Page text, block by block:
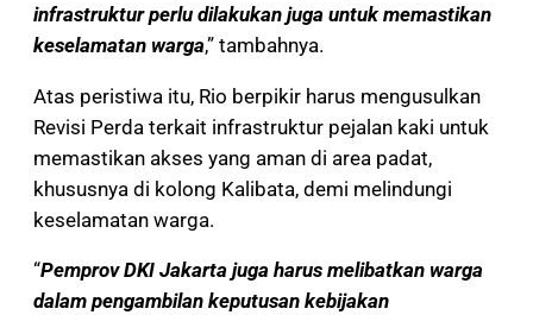
infrastruktur perlu dilakukan juga untuk memastikan
keselamatan warga,” tambahnya.
Atas peristiwa itu, Rio berpikir harus mengusulkan
Revisi Perda terkait infrastruktur pejalan kaki untuk
memastikan akses yang aman di area padat,
khususnya di kolong Kalibata, demi melindungi
keselamatan warga.
“Pemprov DKI Jakarta juga harus melibatkan warga
dalam pengambilan keputusan kebijakan